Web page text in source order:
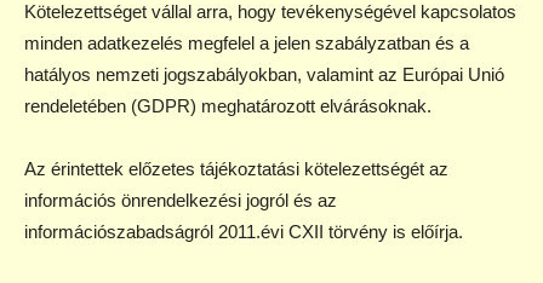
Kötelezettséget vállal arra, hogy tevékenységével kapcsolatos
minden adatkezelés megfelel a jelen szabályzatban és a
hatályos nemzeti jogszabályokban, valamint az Európai Unió
rendeletében (GDPR) meghatározott elvárásoknak.
Az érintettek előzetes tájékoztatási kötelezettségét az
információs önrendelkezési jogról és az
információszabadságról 2011.évi CXII törvény is előírja.